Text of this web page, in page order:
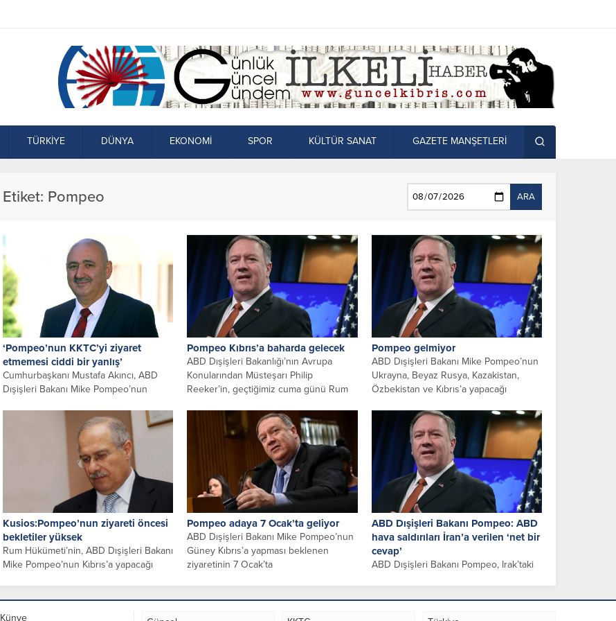
TÜRKİYE DÜNYA EKONOMİ SPOR KÜLTÜR SANAT GAZETE MANŞETLERİ
Etiket: Pompeo ARA
‘Pompeo’nun KKTC’yi ziyaret
etmemesi ciddi bir yanlış’
Cumhurbaşkanı Mustafa Akıncı, ABD
Dışişleri Bakanı Mike Pompeo’nun
görüşmeyecek olmasina...
Pompeo Kıbrıs’a baharda gelecek
ABD Dışişleri Bakanlığı’nın Avrupa
Konularından Müsteşarı Philip
Reeker’in, geçtiğimiz cuma günü Rum
Pompeo gelmiyor
ABD Dışişleri Bakanı Mike Pompeo’nun
Ukrayna, Beyaz Rusya, Kazakistan,
Özbekistan ve Kıbrıs’a yapacağı
Kusios:Pompeo’nun ziyareti öncesi
bekletiler yüksek
Rum Hükümeti’nin, ABD Dışişleri Bakanı
Mike Pompeo’nun Kıbrıs’a yapacağı
Pompeo adaya 7 Ocak’ta geliyor
ABD Dışişleri Bakanı Mike Pompeo’nun
Güney Kıbrıs’a yapması beklenen
ziyaretinin 7 Ocak’ta
ABD Dışişleri Bakanı Pompeo: ABD
hava saldırıları İran’a verilen ‘net bir
cevap’
ABD Dışişleri Bakanı Pompeo, Irak’taki
Künye